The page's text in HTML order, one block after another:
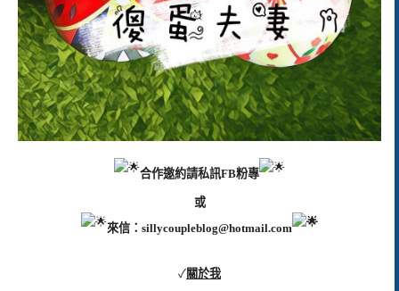
合作邀約請私訊FB粉專
或
來信： sillycoupleblog@hotmail.com
✓關於我